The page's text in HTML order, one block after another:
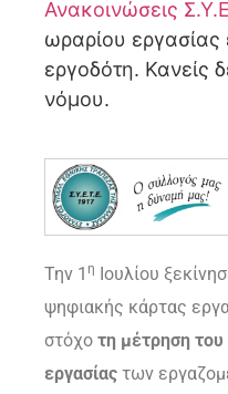
Ανακοινώσεις
ωραρίου εργασίας
εργοδότη. Κανείς
νόμου.
Την 1 η Ιουλίου
ψηφιακής κάρτας
στόχο τη μέτρηση
εργασίας των